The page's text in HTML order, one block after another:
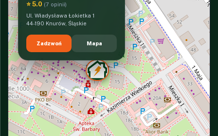
⭐ 5.0 (7 opinii)
Ul. Władysława Łokietka 1
44-190 Knurów, Śląskie
Zadzwoń Mapa